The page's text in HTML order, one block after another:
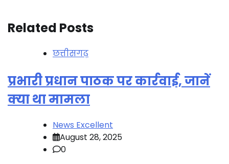
Related Posts
छत्तीसगढ़
प्रभारी प्रधान पाठक पर कार्रवाई, जानें
क्या था मामला
News Excellent
August 28, 2025
0